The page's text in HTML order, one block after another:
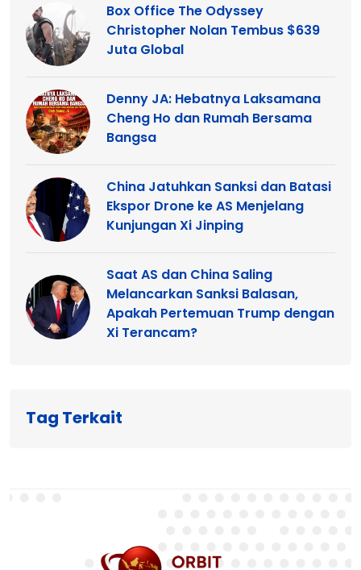
Box Office The Odyssey
Christopher Nolan Tembus $639
Juta Global
Denny JA: Hebatnya Laksamana
Cheng Ho dan Rumah Bersama
Bangsa
China Jatuhkan Sanksi dan Batasi
Ekspor Drone ke AS Menjelang
Kunjungan Xi Jinping
Saat AS dan China Saling
Melancarkan Sanksi Balasan,
Apakah Pertemuan Trump dengan
Xi Terancam?
Tag Terkait